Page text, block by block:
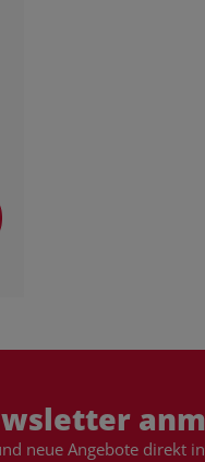
neue Angebote direkt